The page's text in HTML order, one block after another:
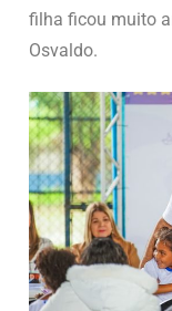
filha ficou muito
Osvaldo.